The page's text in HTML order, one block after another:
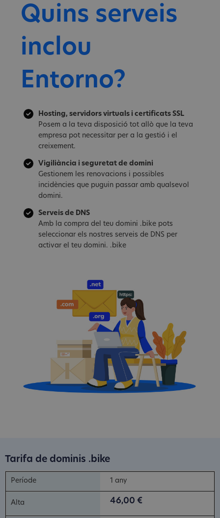
Quins serveis
inclou
Entorno?
Hosting, servidors virtuals i certificats SSL
Posem a la teva disposició tot allò que la teva
empresa pot necessitar per a la gestió i el
creixement.
Vigiliància i seguretat de domini
Gestionem les renovacions i possibles
incidències que puguin passar amb qualsevol
domini.
Serveis de DNS
Amb la compra del teu domini .bike pots
seleccionar els nostres serveis de DNS per
activar el teu domini. .bike
Tarifa de dominis .bike
1 any
46,00 €